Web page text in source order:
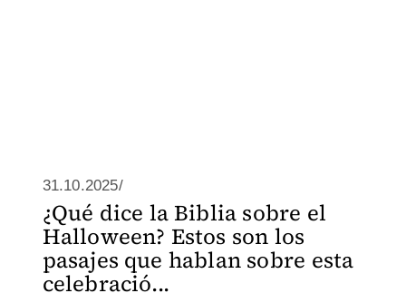
31.10.2025/
¿Qué dice la Biblia sobre el
Halloween? Estos son los
pasajes que hablan sobre esta
celebració...